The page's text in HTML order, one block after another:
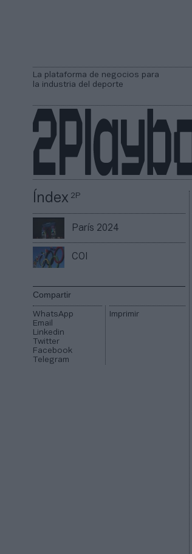
La plataforma de negocios para
la industria del deporte
Índex2P
París 2024
COI
Compartir
WhatsApp
Email
Linkedin
Twitter
Facebook
Telegram
Imprimir